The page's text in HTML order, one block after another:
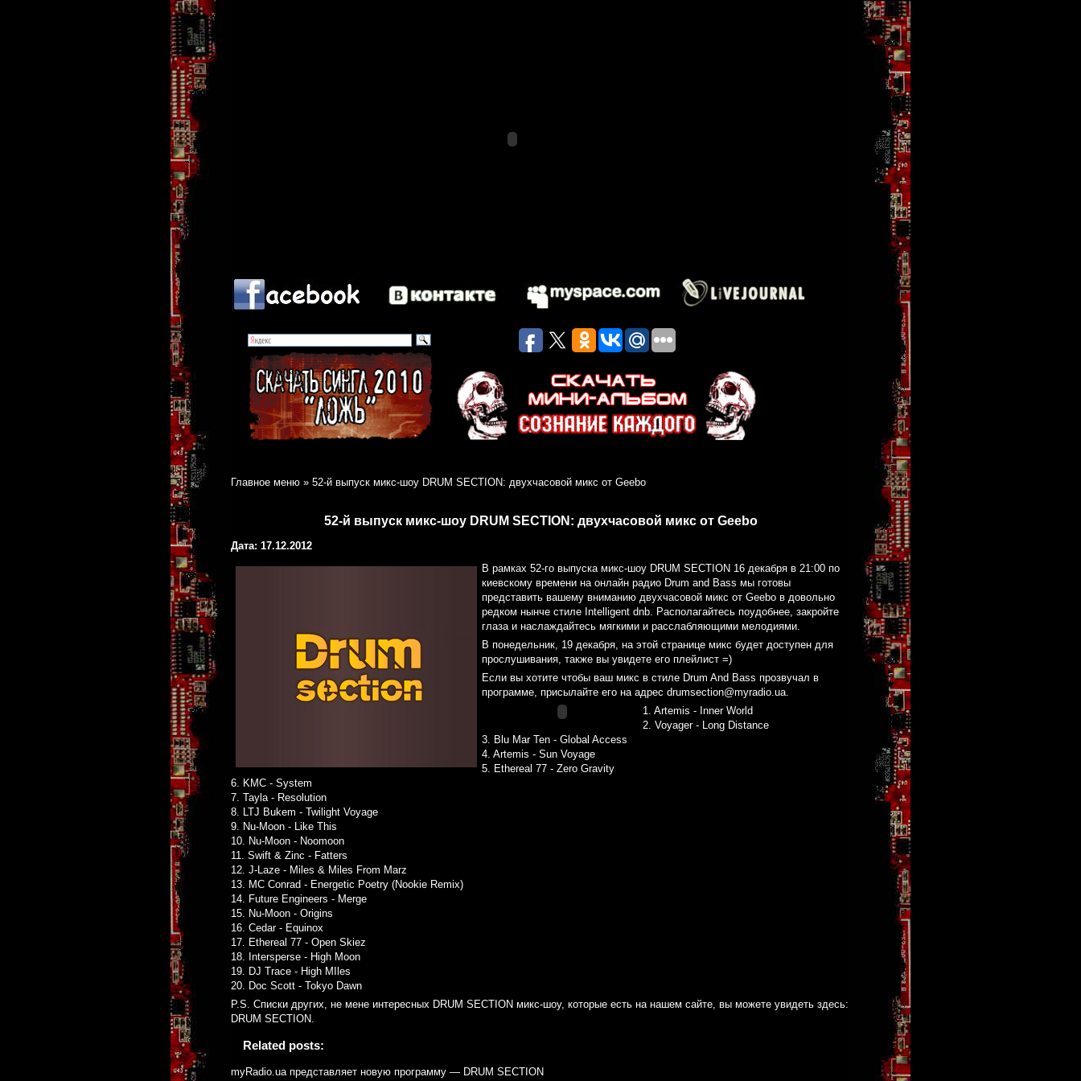
Главное меню » 52-й выпуск микс-шоу DRUM SECTION: двухчасовой микс от Geebo
52-й выпуск микс-шоу DRUM SECTION: двухчасовой микс от Geebo
Дата: 17.12.2012
В рамках 52-го выпуска микс-шоу DRUM SECTION 16 декабря в 21:00 по
киевскому времени на онлайн радио Drum and Bass мы готовы
представить вашему вниманию двухчасовой микс от Geebo в довольно
редком нынче стиле Intelligent dnb. Располагайтесь поудобнее, закройте
глаза и наслаждайтесь мягкими и расслабляющими мелодиями.
В понедельник, 19 декабря, на этой странице микс будет доступен для
прослушивания, также вы увидете его плейлист =)
Если вы хотите чтобы ваш микс в стиле Drum And Bass прозвучал в
программе, присылайте его на адреc drumsection@myradio.ua.
1. Artemis - Inner World
2. Voyager - Long Distance
3. Blu Mar Ten - Global Access
4. Artemis - Sun Voyage
5. Ethereal 77 - Zero Gravity
6. KMC - System
7. Tayla - Resolution
8. LTJ Bukem - Twilight Voyage
9. Nu-Moon - Like This
10. Nu-Moon - Noomoon
11. Swift & Zinc - Fatters
12. J-Laze - Miles & Miles From Marz
13. MC Conrad - Energetic Poetry (Nookie Remix)
14. Future Engineers - Merge
15. Nu-Moon - Origins
16. Cedar - Equinox
17. Ethereal 77 - Open Skiez
18. Intersperse - High Moon
19. DJ Trace - High MIles
20. Doc Scott - Tokyo Dawn
P.S. Списки других, не мене интересных DRUM SECTION микс-шоу, которые есть на нашем сайте, вы можете увидеть здесь:
DRUM SECTION.
Related posts:
myRadio.ua представляет новую программу — DRUM SECTION